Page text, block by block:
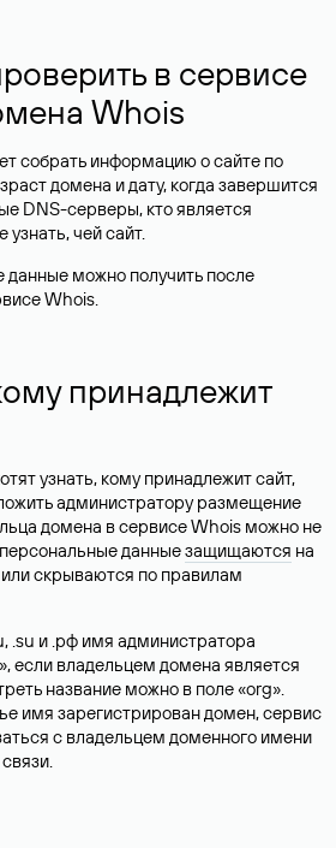
в сервисе
Whois
собрать информацию о сайте по
домена и дату, когда завершится
DNS-серверы, кто является
узнать, чей сайт.
можно получить после
Whois.
принадлежит
узнать, кому принадлежит сайт,
администратору размещение
домена в сервисе Whois можно не
данныезащищаются на
скрываются по правилам
.su и .рф имя администратора
если владельцем домена является
название можно в поле «org».
имя зарегистрирован домен, сервис
с владельцем доменного имени